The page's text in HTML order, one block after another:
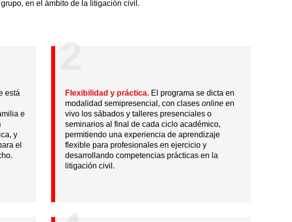
en el ámbito de la litigación civil.
está
e
y
el
Flexibilidad y práctica.El programa se dicta en
modalidad semipresencial, con clases onlineen
vivo los sábados y talleres presenciales o
seminarios al final de cada ciclo académico,
permitiendo una experiencia de aprendizaje
flexible para profesionales en ejercicio y
desarrollando competencias prácticas en la
litigación civil.
2